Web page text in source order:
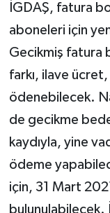
İGDAŞ, fatura
aboneleri için
Gecikmiş fatura
farkı, ilave
ödenebilecek.
de gecikme
kaydıyla, yine
ödeme
için, 31 Mart
bulunulabilecek.